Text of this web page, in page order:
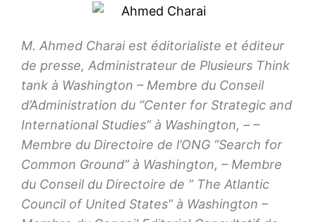
M. Ahmed Charai est éditorialiste et éditeur
de presse, Administrateur de Plusieurs Think
tank à Washington – Membre du Conseil
d’Administration du “Center for Strategic and
International Studies” à Washington, – –
Membre du Directoire de l’ONG “Search for
Common Ground” à Washington, – Membre
du Conseil du Directoire de ” The Atlantic
Council of United States” à Washington –